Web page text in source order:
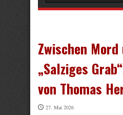
Zwischen
„Salziges
von Thomas
27. Mai 2026